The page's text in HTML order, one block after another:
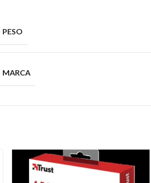
PESO
MARCA